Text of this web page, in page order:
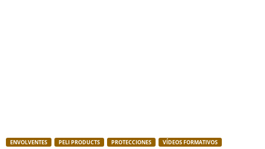
ENVOLVENTES PELI PRODUCTS PROTECCIONES VÍDEOS FORMATIVOS